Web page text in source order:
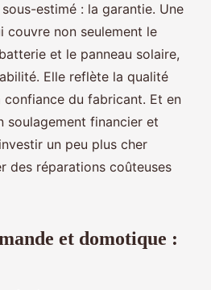
estimé : la garantie. Une
couvre non seulement le
et le panneau solaire,
Elle reflète la qualité
du fabricant. Et en
soulagement financier et
un peu plus cher
des réparations coûteuses
et domotique :